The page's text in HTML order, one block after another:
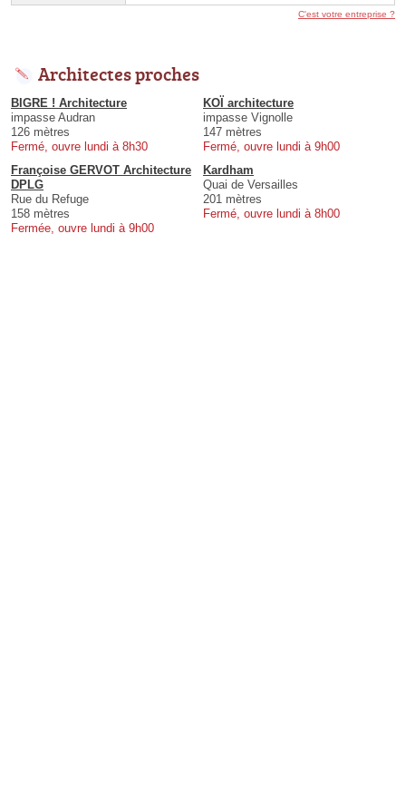
C'est votre entreprise ?
Architectes proches
BIGRE ! Architecture
impasse Audran
126 mètres
Fermé, ouvre lundi à 8h30
KOÏ architecture
impasse Vignolle
147 mètres
Fermé, ouvre lundi à 9h00
Françoise GERVOT Architecture
DPLG
Rue du Refuge
158 mètres
Fermée, ouvre lundi à 9h00
Kardham
Quai de Versailles
201 mètres
Fermé, ouvre lundi à 8h00